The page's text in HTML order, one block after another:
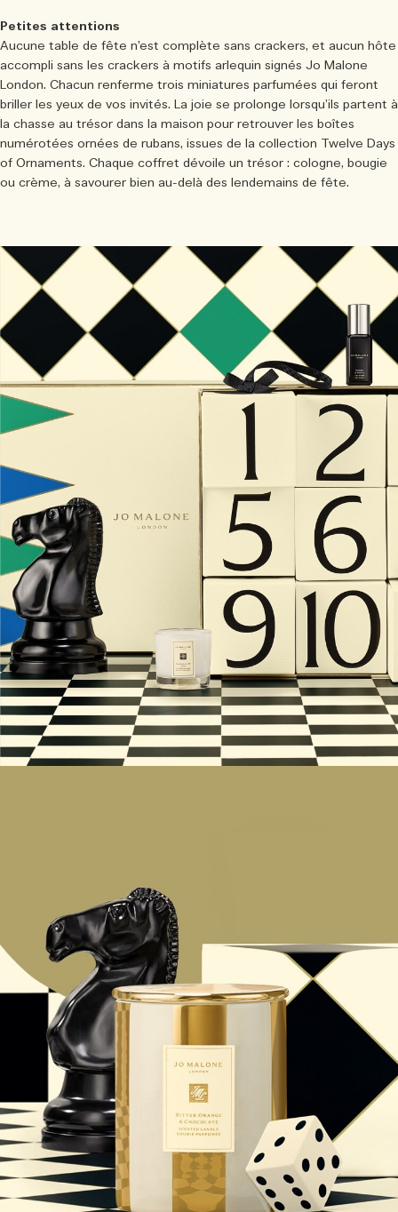
Petites attentions
Aucune table de fête n’est complète sans crackers, et aucun hôte
accompli sans les crackers à motifs arlequin signés Jo Malone
London. Chacun renferme trois miniatures parfumées qui feront
briller les yeux de vos invités. La joie se prolonge lorsqu’ils partent à
la chasse au trésor dans la maison pour retrouver les boîtes
numérotées ornées de rubans, issues de la collection Twelve Days
of Ornaments. Chaque coffret dévoile un trésor : cologne, bougie
ou crème, à savourer bien au-delà des lendemains de fête.